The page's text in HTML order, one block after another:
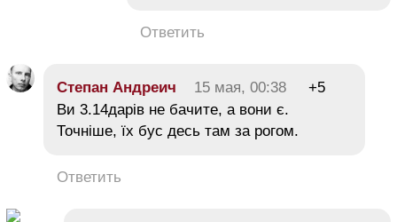
Ответить
Степан Андреич 15 мая, 00:38
+5
Ви 3.14дарів не бачите, а вони є.
Точніше, їх бус десь там за рогом.
Ответить